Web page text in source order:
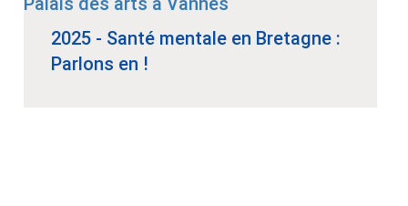
2025 - Santé mentale en Bretagne :
Parlons en !